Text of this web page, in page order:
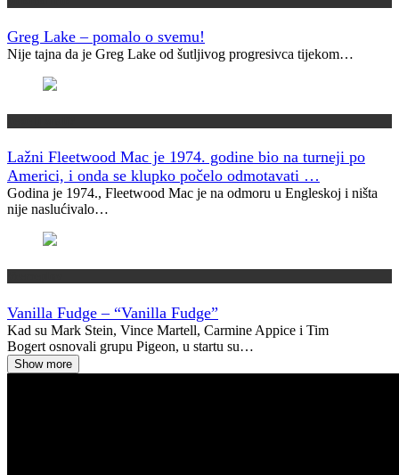
Greg Lake – pomalo o svemu!
Nije tajna da je Greg Lake od šutljivog progresivca tijekom…
Lažni Fleetwood Mac je 1974. godine bio na turneji po
Americi, i onda se klupko počelo odmotavati …
Godina je 1974., Fleetwood Mac je na odmoru u Engleskoj i ništa
nije naslućivalo…
Vanilla Fudge – “Vanilla Fudge”
Kad su Mark Stein, Vince Martell, Carmine Appice i Tim
Bogert osnovali grupu Pigeon, u startu su…
Show more